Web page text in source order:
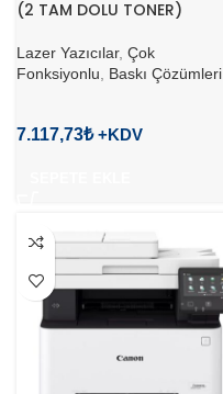
(2 TAM DOLU TONER)
Lazer Yazıcılar, Çok
Fonksiyonlu
Baskı Çözümleri
7.117,73₺